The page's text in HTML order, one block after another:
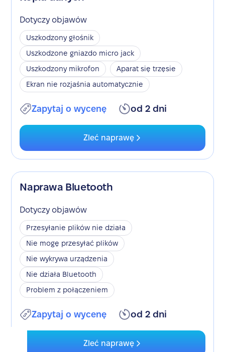
Dotyczy objawów
Uszkodzony głośnik
Uszkodzone gniazdo micro jack
Uszkodzony mikrofon
Aparat się trzęsie
Ekran nie rozjaśnia automatycznie
Zapytaj o wycenę od 2 dni
Zleć naprawę
Naprawa Bluetooth
Dotyczy objawów
Przesyłanie plików nie działa
Nie mogę przesyłać plików
Nie wykrywa urządzenia
Nie działa Bluetooth
Problem z połączeniem
Zapytaj o wycenę od 2 dni
Zleć naprawę